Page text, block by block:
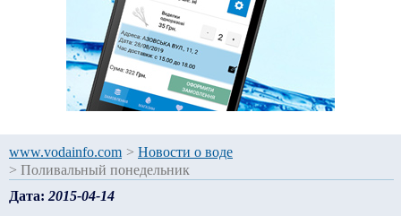
www.vodainfo.com > Новости о воде
> Поливальный понедельник
Дата: 2015-04-14